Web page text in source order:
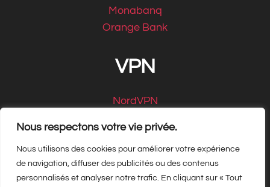
Nous respectons votre vie privée.
Nous utilisons des cookies pour améliorer votre expérience
de navigation, diffuser des publicités ou des contenus
personnalisés et analyser notre trafic. En cliquant sur « Tout
Monabanq
Orange Bank
VPN
NordVPN
Copyright Matbe.com 2026, tous droits